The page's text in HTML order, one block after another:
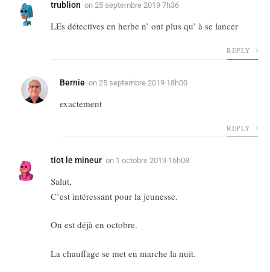
trublion on 25 septembre 2019 7h36
LEs détectives en herbe n’ ont plus qu’ à se lancer
REPLY
Bernie on 25 septembre 2019 18h00
exactement
REPLY
tiot le mineur on 1 octobre 2019 16h08
Salut,
C’est intéressant pour la jeunesse.
On est déjà en octobre.
La chauffage se met en marche la nuit.